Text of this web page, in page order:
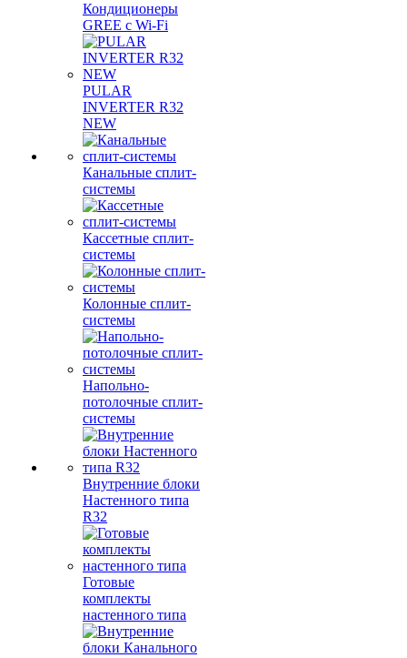
Кондиционеры
GREE с Wi-Fi
PULAR
INVERTER R32
NEW
Канальные сплит-
системы
Кассетные сплит-
системы
Колонные сплит-
системы
Напольно-
потолочные сплит-
системы
Внутренние блоки
Настенного типа
R32
Готовые
комплекты
настенного типа